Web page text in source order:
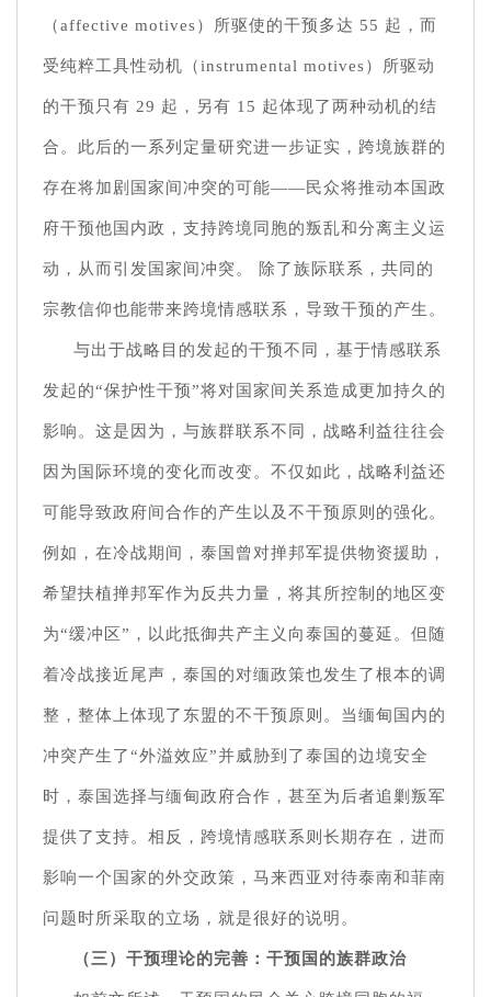
（affective motives）所驱使的干预多达 55 起，而
受纯粹工具性动机（instrumental motives）所驱动
的干预只有 29 起，另有 15 起体现了两种动机的结
合。此后的一系列定量研究进一步证实，跨境族群的
存在将加剧国家间冲突的可能——民众将推动本国政
府干预他国内政，支持跨境同胞的叛乱和分离主义运
动，从而引发国家间冲突。 除了族际联系，共同的
宗教信仰也能带来跨境情感联系，导致干预的产生。
与出于战略目的发起的干预不同，基于情感联系
发起的“保护性干预”将对国家间关系造成更加持久的
影响。这是因为，与族群联系不同，战略利益往往会
因为国际环境的变化而改变。不仅如此，战略利益还
可能导致政府间合作的产生以及不干预原则的强化。
例如，在冷战期间，泰国曾对掸邦军提供物资援助，
希望扶植掸邦军作为反共力量，将其所控制的地区变
为“缓冲区”，以此抵御共产主义向泰国的蔓延。但随
着冷战接近尾声，泰国的对缅政策也发生了根本的调
整，整体上体现了东盟的不干预原则。当缅甸国内的
冲突产生了“外溢效应”并威胁到了泰国的边境安全
时，泰国选择与缅甸政府合作，甚至为后者追剿叛军
提供了支持。相反，跨境情感联系则长期存在，进而
影响一个国家的外交政策，马来西亚对待泰南和菲南
问题时所采取的立场，就是很好的说明。
（三）干预理论的完善：干预国的族群政治